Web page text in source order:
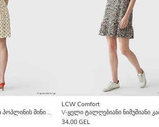
კოპლებიანი ბაფთიანი პოპლინის მინი კაბა
LCW Comfort
V-ყელი ტალღებიანი ნიმუშიანი
34,00 GEL